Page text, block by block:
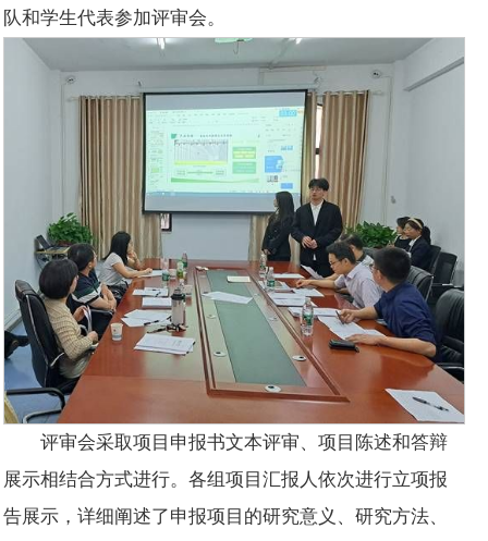
队和学生代表参加评审会。
评审会采取项目申报书文本评审、项目陈述和答辩
展示相结合方式进行。各组项目汇报人依次进行立项报
告展示，详细阐述了申报项目的研究意义、研究方法、